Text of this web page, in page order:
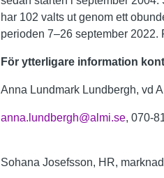
har 102 valts ut genom ett
perioden 7–26 september 2022.
För ytterligare information
Anna Lundmark Lundbergh, vd
anna.lundbergh@almi.se, 070-
Sohana Josefsson, HR,